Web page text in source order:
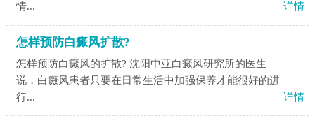
情...
详情
怎样预防白癜风扩散?
怎样预防白癜风的扩散? 沈阳中亚白癜风研究所的医生
说，白癜风患者只要在日常生活中加强保养才能很好的进
行...
详情